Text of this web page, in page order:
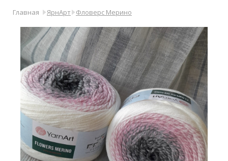
Главная ЯрнАрт Фловерс Мерино